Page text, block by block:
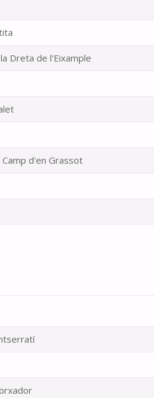
Dreta de l'Eixample
d'en Grassot